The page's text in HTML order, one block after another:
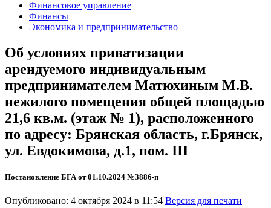
Финансовое управление
Финансы
Экономика и предпринимательство
Об условиях приватизации
арендуемого индивидуальным
предпринимателем Матюхиным М.В.
нежилого помещения общей площадью
21,6 кв.м. (этаж № 1), расположенного
по адресу: Брянская область, г.Брянск,
ул. Евдокимова, д.1, пом. III
Постановление БГА от 01.10.2024 №3886-п
Опубликовано: 4 октября 2024 в 11:54 Версия для печати